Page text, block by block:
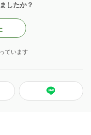
したか？
ています